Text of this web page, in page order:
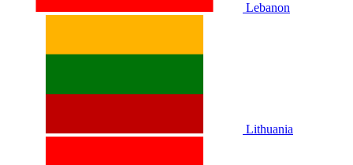
Lebanon
Lithuania